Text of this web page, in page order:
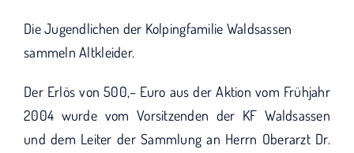
Hier erfahren Sie, wie fleißige Helfer
KUNO bisher unterstützt haben.
Die Jugendlichen der Kolpingfamilie Waldsassen
sammeln Altkleider.
Der Erlös von 500,– Euro aus der Aktion vom Frühjahr
2004 wurde vom Vorsitzenden der KF Waldsassen
und dem Leiter der Sammlung an Herrn Oberarzt Dr.